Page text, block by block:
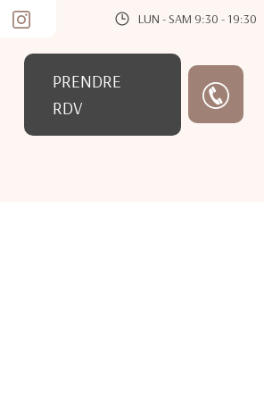
LUN - SAM 9:30 - 19:30
PRENDRE
RDV